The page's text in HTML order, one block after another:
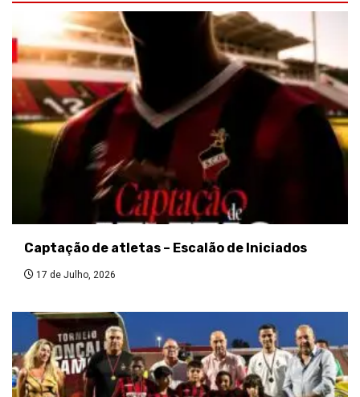
Captação de atletas – Escalão de Iniciados
17 de Julho, 2026